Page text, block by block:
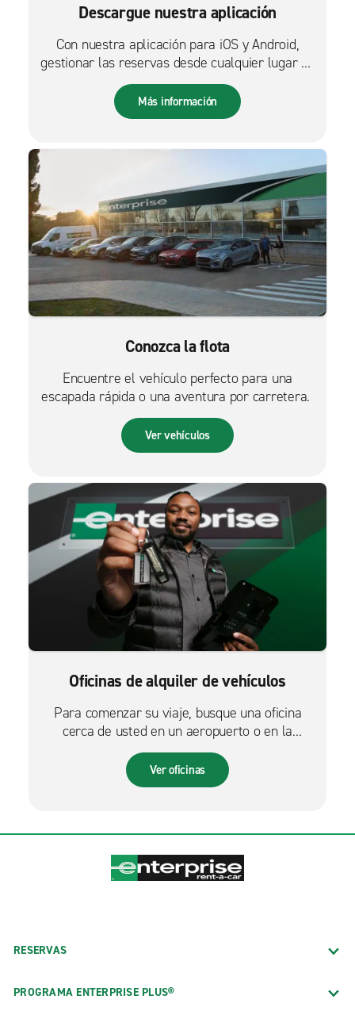
Descargue nuestra aplicación
Con nuestra aplicación para iOS y Android,
gestionar las reservas desde cualquier lugar es
más fácil que nunca.
Más información
Conozca la flota
Encuentre el vehículo perfecto para una
escapada rápida o una aventura por carretera.
Ver vehículos
Oficinas de alquiler de vehículos
Para comenzar su viaje, busque una oficina
cerca de usted en un aeropuerto o en la
ciudad.
Ver oficinas
RESERVAS
PROGRAMA ENTERPRISE PLUS®